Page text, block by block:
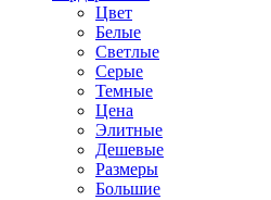
Цвет
Белые
Светлые
Серые
Темные
Цена
Элитные
Дешевые
Размеры
Большие